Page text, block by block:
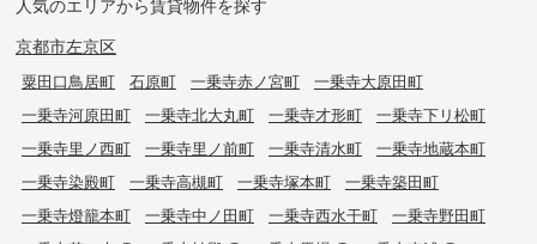
人気のエリアから賃貸物件を探す
京都市左京区
粟田口鳥居町 石原町 一乗寺赤ノ宮町
一乗寺大原田町
一乗寺河原田町
一乗寺北大丸町 一乗寺才形町
一乗寺下リ松町
一乗寺里ノ西町
一乗寺里ノ前町 一乗寺清水町
一乗寺地蔵本町
一乗寺染殿町
一乗寺高槻町 一乗寺塚本町
一乗寺築田町
一乗寺燈籠本町
一乗寺中ノ田町 一乗寺西水干町
一乗寺野田町